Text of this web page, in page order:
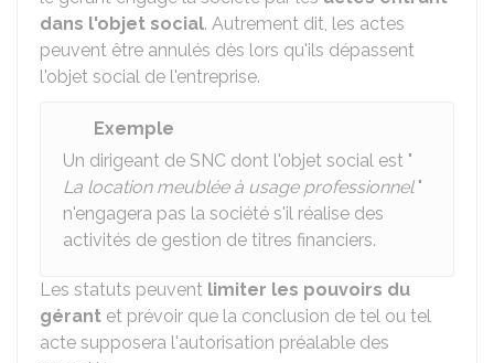
dans l'objet social. Autrement dit, les actes
peuvent être annulés dès lors qu'ils dépassent
l'objet social de l'entreprise.
Exemple
Un dirigeant de SNC dont l'objet social est "
La location meublée à usage professionnel "
n'engagera pas la société s'il réalise des
activités de gestion de titres financiers.
Les statuts peuvent limiter les pouvoirs du
gérant et prévoir que la conclusion de tel ou tel
acte supposera l'autorisation préalable des